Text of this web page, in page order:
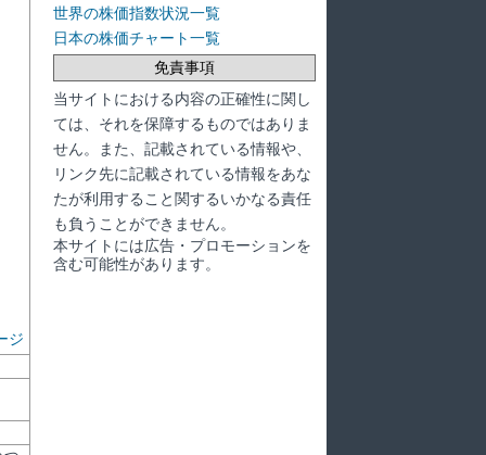
ジ
世界の株価指数状況一覧
日本の株価チャート一覧
免責事項
当サイトにおける内容の正確性に関し
ては、それを保障するものではありま
せん。また、記載されている情報や、
リンク先に記載されている情報をあな
たが利用すること関するいかなる責任
も負うことができません。
本サイトには広告・プロモーションを
含む可能性があります。